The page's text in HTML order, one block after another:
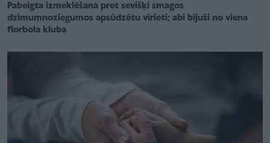
Pabeigta izmeklēšana pret sevišķi smagos
dzimumnoziegumos apsūdzētu vīrieti; abi bijuši no viena
florbola kluba